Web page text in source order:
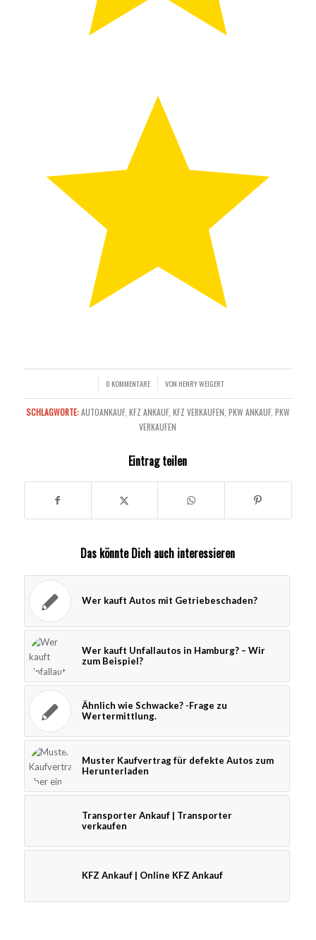
0 KOMMENTARE
/ VON HENRY WEIGERT
SCHLAGWORTE:AUTOANKAUF, KFZ ANKAUF, KFZ VERKAUFEN PKW ANKAUF, PKW
VERKAUFEN
Eintrag teilen
Das könnte Dich auch interessieren
Wer kauft Autos mit Getriebeschaden?
Wer kauft Unfallautos in Hamburg? – Wir
zum Beispiel?
Ähnlich wie Schwacke? -Frage zu
Wertermittlung.
Muster Kaufvertrag für defekte Autos zum
Herunterladen
Transporter Ankauf | Transporter
verkaufen
KFZ Ankauf | Online KFZ Ankauf